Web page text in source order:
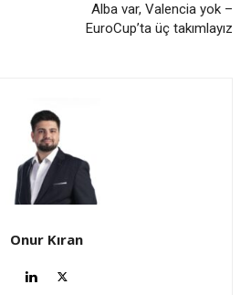
Alba var, Valencia yok –
EuroCup’ta üç takımlayız
Onur Kıran